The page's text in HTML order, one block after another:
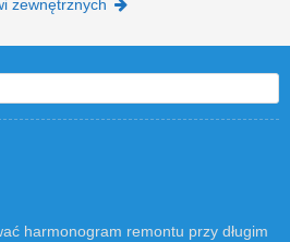
zewnętrznych
harmonogram remontu przy długim